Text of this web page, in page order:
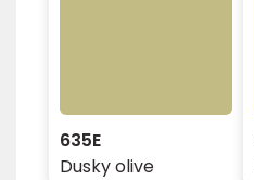
635E
Dusky olive